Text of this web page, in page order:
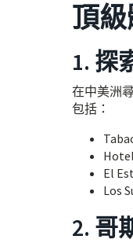
頂
1. 探
在中美洲
包括：
El
Los
2. 哥